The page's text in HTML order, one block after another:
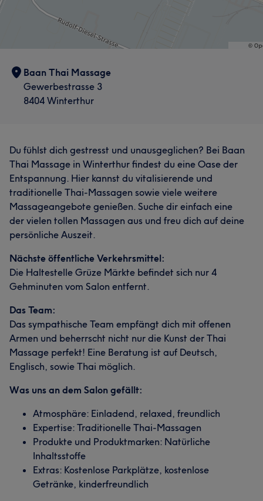
Baan Thai Massage
Gewerbestrasse 3
8404 Winterthur
Du fühlst dich gestresst und unausgeglichen? Bei Baan
Thai Massage in Winterthur findest du eine Oase der
Entspannung. Hier kannst du vitalisierende und
traditionelle Thai-Massagen sowie viele weitere
Massageangebote genießen. Suche dir einfach eine
der vielen tollen Massagen aus und freu dich auf deine
persönliche Auszeit.
Nächste öffentliche Verkehrsmittel:
Die Haltestelle Grüze Märkte befindet sich nur 4
Gehminuten vom Salon entfernt.
Das Team:
Das sympathische Team empfängt dich mit offenen
Armen und beherrscht nicht nur die Kunst der Thai
Massage perfekt! Eine Beratung ist auf Deutsch,
Englisch, sowie Thai möglich.
Was uns an dem Salon gefällt:
Atmosphäre: Einladend, relaxed, freundlich
Expertise: Traditionelle Thai-Massagen
Produkte und Produktmarken: Natürliche
Inhaltsstoffe
Extras: Kostenlose Parkplätze, kostenlose
Getränke, kinderfreundlich